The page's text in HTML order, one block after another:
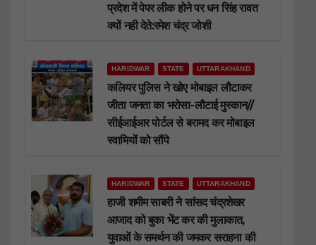
प्रदेश में पेपर लीक होने पर धन सिंह रावत
क्यों नही देते:रमेश चंद्र जोशी
HARIDWAR STATE UTTARAKHAND
कलियर पुलिस ने खोए मोबाइल लौटाकर
जीता जनता का भरोसा-लौटाई मुस्कान//
सीईआईआर पोर्टल से बरामद कर मोबाइल
स्वामियों को सौंपे
HARIDWAR STATE UTTARAKHAND
हाजी शमीम साबरी ने सांसद चंद्रशेखर
आजाद को बुका भेंट कर की मुलाकात,
युवाओं के समर्थन की जमकर सराहना की